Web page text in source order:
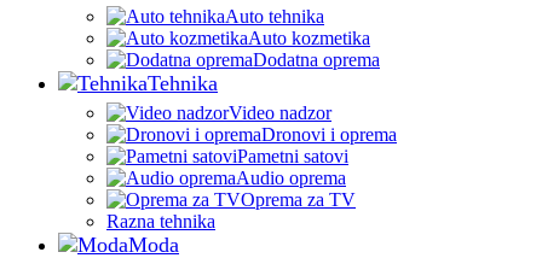
Auto tehnika
Auto kozmetika
Dodatna oprema
Tehnika
Video nadzor
Dronovi i oprema
Pametni satovi
Audio oprema
Oprema za TV
Razna tehnika
Moda